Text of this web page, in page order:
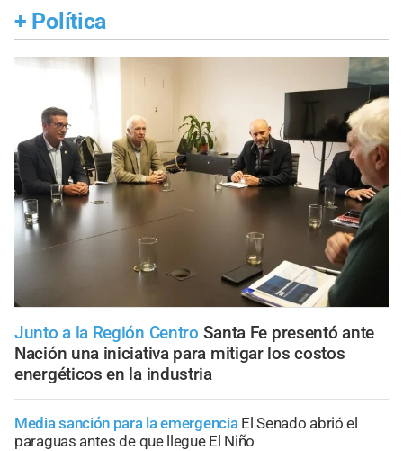
+ Política
Junto a la Región Centro Santa Fe presentó ante
Nación una iniciativa para mitigar los costos
energéticos en la industria
Media sanción para la emergencia El Senado abrió el
paraguas antes de que llegue El Niño